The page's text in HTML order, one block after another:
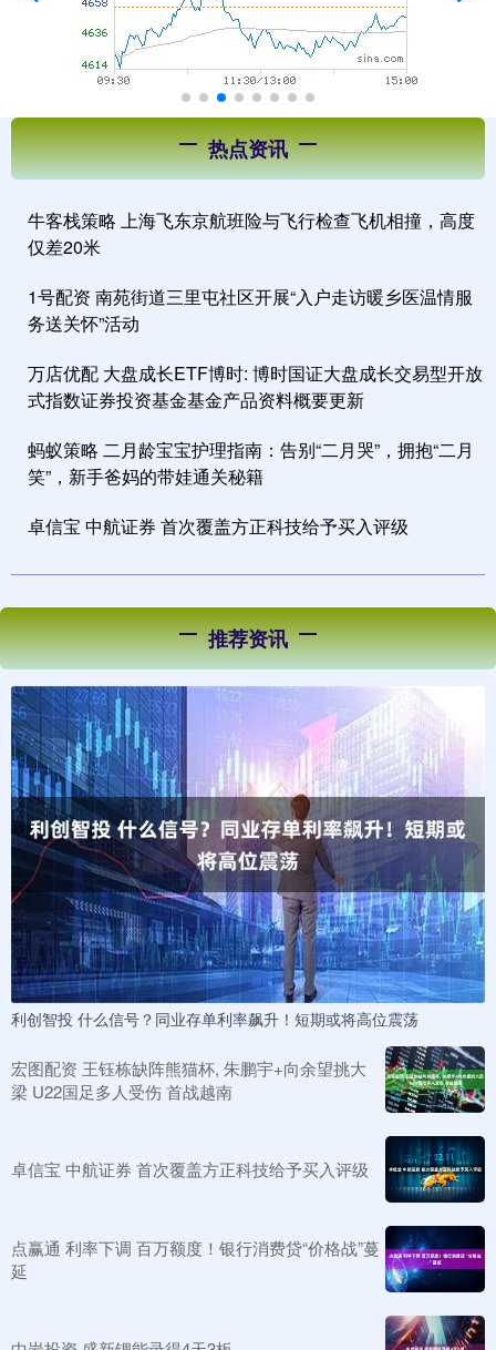
热点资讯
牛客栈策略 上海飞东京航班险与飞行检查飞机相撞，高度
仅差20米
1号配资 南苑街道三里屯社区开展“入户走访暖乡医温情服
务送关怀”活动
万店优配 大盘成长ETF博时: 博时国证大盘成长交易型开放
式指数证券投资基金基金产品资料概要更新
蚂蚁策略 二月龄宝宝护理指南：告别“二月哭”，拥抱“二月
笑”，新手爸妈的带娃通关秘籍
卓信宝 中航证券 首次覆盖方正科技给予买入评级
推荐资讯
利创智投 什么信号？同业存单利率飙升！短期或将高位震荡
宏图配资 王钰栋缺阵熊猫杯, 朱鹏宇+向余望挑大
梁 U22国足多人受伤 首战越南
卓信宝 中航证券 首次覆盖方正科技给予买入评级
点赢通 利率下调 百万额度！银行消费贷“价格战”蔓
延